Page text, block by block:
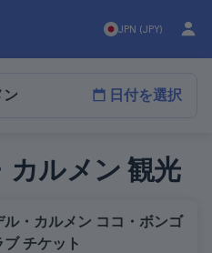
JPN (JPY)
日付を選択
カルメン 観光
ル・カルメン ココ・ボンゴ
チケット